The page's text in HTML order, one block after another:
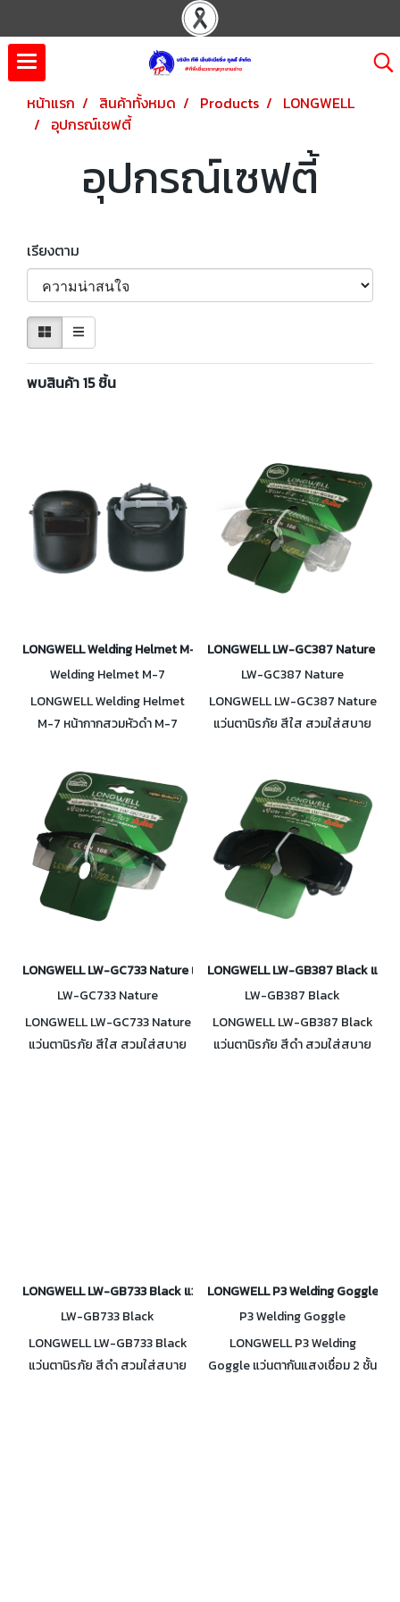
หน้าแรก สินค้าทั้งหมด Products
LONGWELL
อุปกรณ์เซฟตี้
อุปกรณ์เซฟตี้
เรียงตาม
พบสินค้า 15 ชิ้น
LONGWELL Welding Helmet M-7 หน้ากากสวมหัวดำ M-7
Welding Helmet M-7
LONGWELL Welding Helmet
M-7 หน้ากากสวมหัวดำ M-7
และการกระเด็นจากวัสดุต่างๆ
LONGWELL LW-GC387 Nature แ
LW-GC387 Nature
LONGWELL LW-GC387 Nature
แว่นตานิรภัย สีใส สวมใส่สบาย
LONGWELL LW-GC733 Nature แว่นตานิรภัย สีใส
LW-GC733 Nature
LONGWELL LW-GC733 Nature
แว่นตานิรภัย สีใส สวมใส่สบาย
LONGWELL LW-GB387 Black แว่
LW-GB387 Black
LONGWELL LW-GB387 Black
แว่นตานิรภัย สีดำ สวมใส่สบาย
LONGWELL LW-GB733 Black แว่นตานิรภัย สีดำ
LW-GB733 Black
LONGWELL LW-GB733 Black
แว่นตานิรภัย สีดำ สวมใส่สบาย
LONGWELL P3 Welding Goggle แ
P3 Welding Goggle
LONGWELL P3 Welding
Goggle แว่นตากันแสงเชื่อม 2 ชั้น